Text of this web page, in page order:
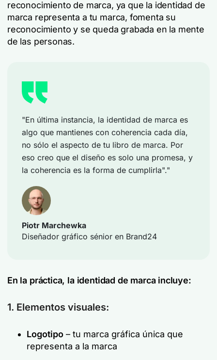
reconocimiento de marca, ya que la identidad de
marca representa a tu marca, fomenta su
reconocimiento y se queda grabada en la mente
de las personas.
"En última instancia, la identidad de marca es
algo que mantienes con coherencia cada día,
no sólo el aspecto de tu libro de marca. Por
eso creo que el diseño es solo una promesa, y
la coherencia es la forma de cumplirla"."
Piotr Marchewka
Diseñador gráfico sénior en Brand24
En la práctica, la identidad de marca incluye:
1. Elementos visuales:
Logotipo – tu marca gráfica única que
representa a la marca